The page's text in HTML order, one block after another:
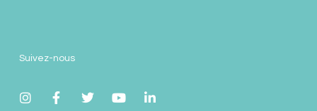
Suivez-nous